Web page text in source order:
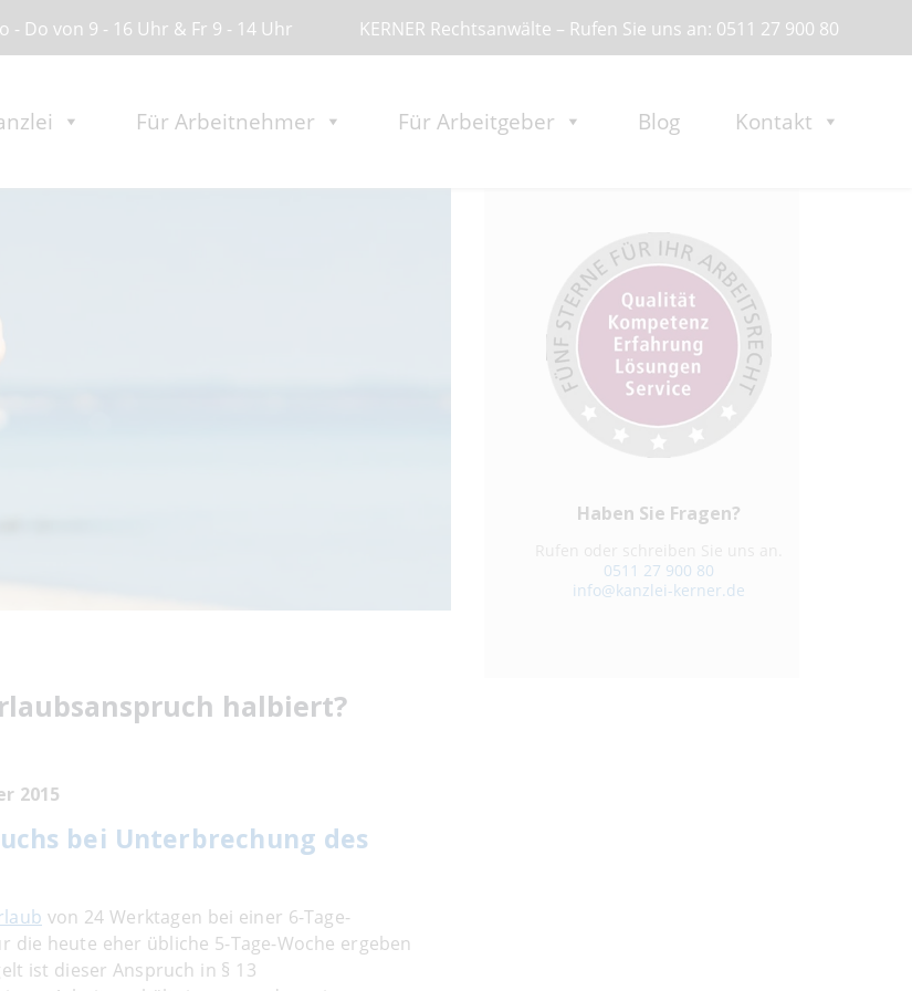
KERNER Rechtsanwälte – Rufen Sie uns an: 0511 27 900 80
- Do von 9 - 16 Uhr & Fr 9 - 14 Uhr
Für Arbeitnehmer Für Arbeitgeber Blog Kontakt
halbiert?
2015
bei Unterbrechung des
von 24 Werktagen bei einer 6-Tage-
die heute eher übliche 5-Tage-Woche ergeben
ist dieser Anspruch in § 13
Haben Sie Fragen?
0511 27 900 80
info@kanzlei-kerner.de